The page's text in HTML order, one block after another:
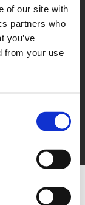
of our site with
partners who
you’ve
from your use
su simbolične i
na ovoj
suprotnog